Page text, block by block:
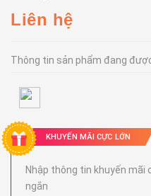
Liên hệ
Thông tin sản phẩm đang
KHUYẾN MÃI CỰC LỚN
Nhập thông tin khuyến
ngắn